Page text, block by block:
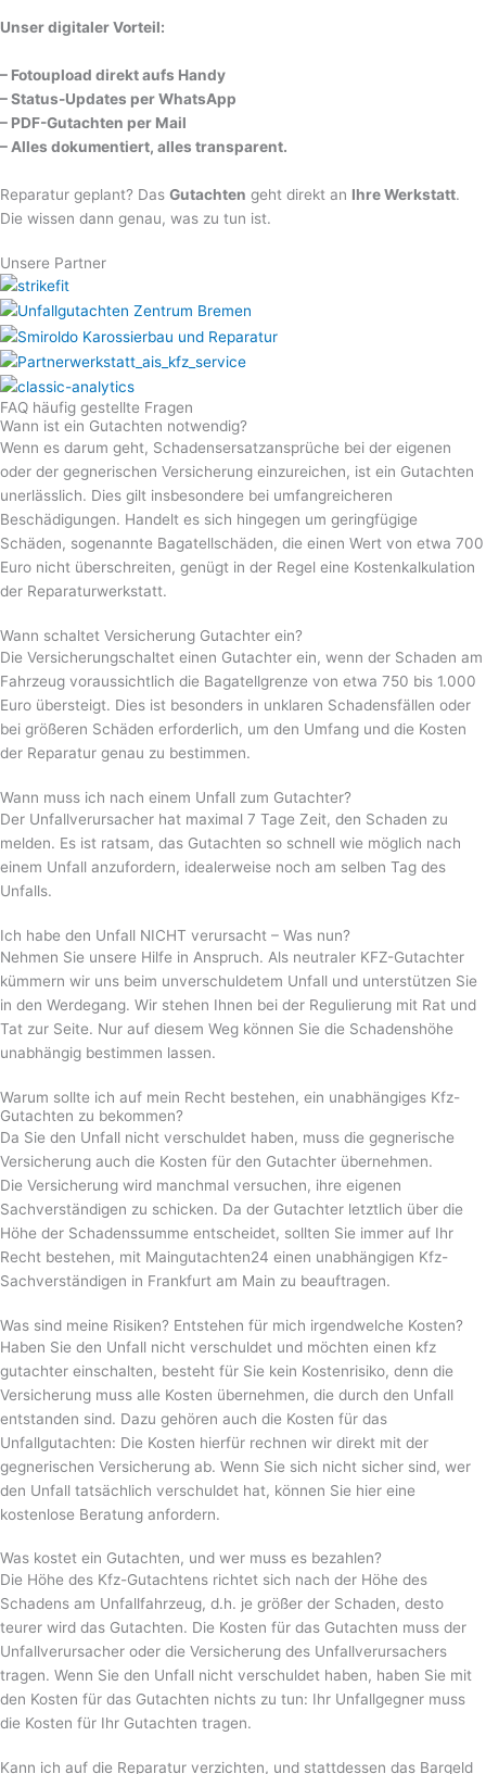
Unser digitaler Vorteil:
– Fotoupload direkt aufs Handy
– Status-Updates per WhatsApp
– PDF-Gutachten per Mail
– Alles dokumentiert, alles transparent.
Reparatur geplant? Das Gutachten geht direkt an Ihre Werkstatt.
Die wissen dann genau, was zu tun ist.
Unsere Partner
FAQ häufig gestellte Fragen
Wann ist ein Gutachten notwendig?
Wenn es darum geht, Schadensersatzansprüche bei der eigenen
oder der gegnerischen Versicherung einzureichen, ist ein Gutachten
unerlässlich. Dies gilt insbesondere bei umfangreicheren
Beschädigungen. Handelt es sich hingegen um geringfügige
Schäden, sogenannte Bagatellschäden, die einen Wert von etwa 700
Euro nicht überschreiten, genügt in der Regel eine Kostenkalkulation
der Reparaturwerkstatt.
Wann schaltet Versicherung Gutachter ein?
Die Versicherungschaltet einen Gutachter ein, wenn der Schaden am
Fahrzeug voraussichtlich die Bagatellgrenze von etwa 750 bis 1.000
Euro übersteigt. Dies ist besonders in unklaren Schadensfällen oder
bei größeren Schäden erforderlich, um den Umfang und die Kosten
der Reparatur genau zu bestimmen.
Wann muss ich nach einem Unfall zum Gutachter?
Der Unfallverursacher hat maximal 7 Tage Zeit, den Schaden zu
melden. Es ist ratsam, das Gutachten so schnell wie möglich nach
einem Unfall anzufordern, idealerweise noch am selben Tag des
Unfalls.
Ich habe den Unfall NICHT verursacht – Was nun?
Nehmen Sie unsere Hilfe in Anspruch. Als neutraler KFZ-Gutachter
kümmern wir uns beim unverschuldetem Unfall und unterstützen Sie
in den Werdegang. Wir stehen Ihnen bei der Regulierung mit Rat und
Tat zur Seite. Nur auf diesem Weg können Sie die Schadenshöhe
unabhängig bestimmen lassen.
Warum sollte ich auf mein Recht bestehen, ein unabhängiges Kfz-
Gutachten zu bekommen?
Da Sie den Unfall nicht verschuldet haben, muss die gegnerische
Versicherung auch die Kosten für den Gutachter übernehmen.
Die Versicherung wird manchmal versuchen, ihre eigenen
Sachverständigen zu schicken. Da der Gutachter letztlich über die
Höhe der Schadenssumme entscheidet, sollten Sie immer auf Ihr
Recht bestehen, mit Maingutachten24 einen unabhängigen Kfz-
Sachverständigen in Frankfurt am Main zu beauftragen.
Was sind meine Risiken? Entstehen für mich irgendwelche Kosten?
Haben Sie den Unfall nicht verschuldet und möchten einen kfz
gutachter einschalten, besteht für Sie kein Kostenrisiko, denn die
Versicherung muss alle Kosten übernehmen, die durch den Unfall
entstanden sind. Dazu gehören auch die Kosten für das
Unfallgutachten: Die Kosten hierfür rechnen wir direkt mit der
gegnerischen Versicherung ab. Wenn Sie sich nicht sicher sind, wer
den Unfall tatsächlich verschuldet hat, können Sie hier eine
kostenlose Beratung anfordern.
Was kostet ein Gutachten, und wer muss es bezahlen?
Die Höhe des Kfz-Gutachtens richtet sich nach der Höhe des
Schadens am Unfallfahrzeug, d.h. je größer der Schaden, desto
teurer wird das Gutachten. Die Kosten für das Gutachten muss der
Unfallverursacher oder die Versicherung des Unfallverursachers
tragen. Wenn Sie den Unfall nicht verschuldet haben, haben Sie mit
den Kosten für das Gutachten nichts zu tun: Ihr Unfallgegner muss
die Kosten für Ihr Gutachten tragen.
Kann ich auf die Reparatur verzichten, und stattdessen das Bargeld